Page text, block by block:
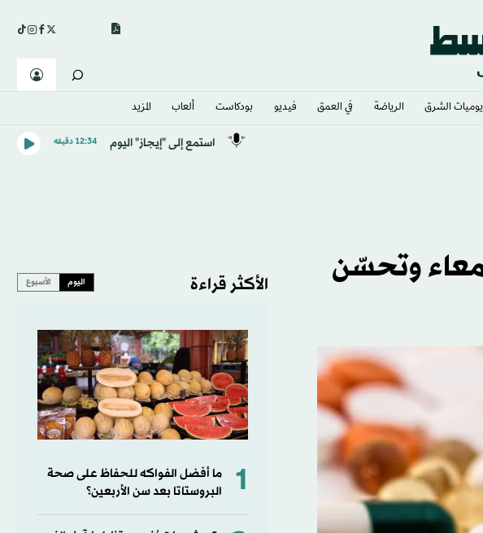
يوميات الشرق​ الرياضة في العمق فيديو بودكاست ألعاب المزيد
استمع إلى "إيجاز" اليوم 12:34 دقيقه
صحة الأمعاء وتحسّن
الأكثر قراءة اليوم الأسبوع
1
ما أفضل الفواكه للحفاظ على صحة
البروستاتا بعد سن الأربعين؟